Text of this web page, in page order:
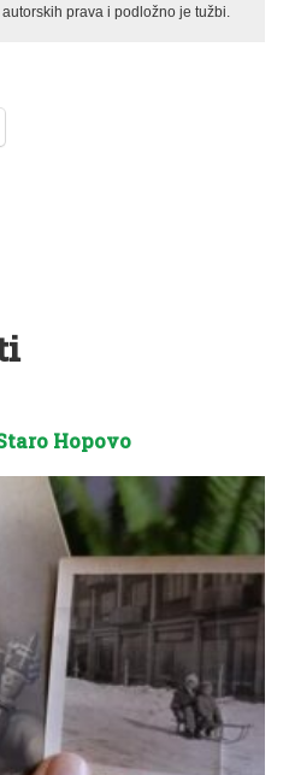
prava i podložno je tužbi.
Hopovo